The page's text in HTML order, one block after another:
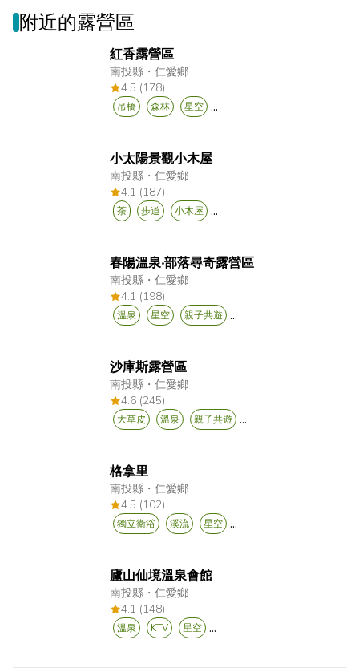
附近的露營區
紅香露營區
南投縣 ・仁愛鄉
4.5 (178)
吊橋 森林 星空 ...
小太陽景觀小木屋
南投縣 ・仁愛鄉
4.1 (187)
茶 步道 小木屋 ...
春陽溫泉‧部落尋奇露營區
南投縣 ・仁愛鄉
4.1 (198)
溫泉 星空 親子共遊 ...
沙庫斯露營區
南投縣 ・仁愛鄉
4.6 (245)
大草皮 溫泉 親子共遊 ...
格拿里
南投縣 ・仁愛鄉
4.5 (102)
獨立衛浴 溪流 星空 ...
廬山仙境溫泉會館
南投縣 ・仁愛鄉
4.1 (148)
溫泉 KTV 星空 ...